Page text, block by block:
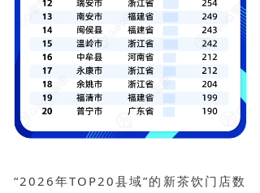
“2026年TOP20县域”的新茶饮门店数